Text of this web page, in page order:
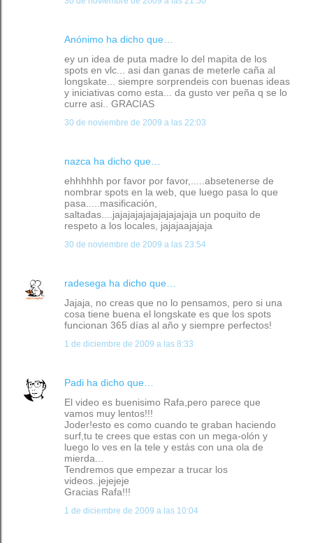
Anónimo ha dicho que…
ey un idea de puta madre lo del mapita de los
spots en vlc... asi dan ganas de meterle caña al
longskate... siempre sorprendeis con buenas ideas
y iniciativas como esta... da gusto ver peña q se lo
curre asi.. GRACIAS
30 de noviembre de 2009 a las 22:03
nazca ha dicho que…
ehhhhhh por favor por favor,.....absetenerse de
nombrar spots en la web, que luego pasa lo que
pasa.....masificación,
saltadas....jajajajajajajajajajaja un poquito de
respeto a los locales, jajajaajajaja
30 de noviembre de 2009 a las 23:54
radesega ha dicho que…
Jajaja, no creas que no lo pensamos, pero si una
cosa tiene buena el longskate es que los spots
funcionan 365 días al año y siempre perfectos!
1 de diciembre de 2009 a las 8:33
Padi ha dicho que…
El video es buenisimo Rafa,pero parece que
vamos muy lentos!!!
Joder!esto es como cuando te graban haciendo
surf,tu te crees que estas con un mega-olón y
luego lo ves en la tele y estás con una ola de
mierda...
Tendremos que empezar a trucar los
videos..jejejeje
Gracias Rafa!!!
1 de diciembre de 2009 a las 10:04